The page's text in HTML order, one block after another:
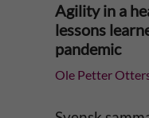
Agility in a
lessons
pandemic
Ole Petter